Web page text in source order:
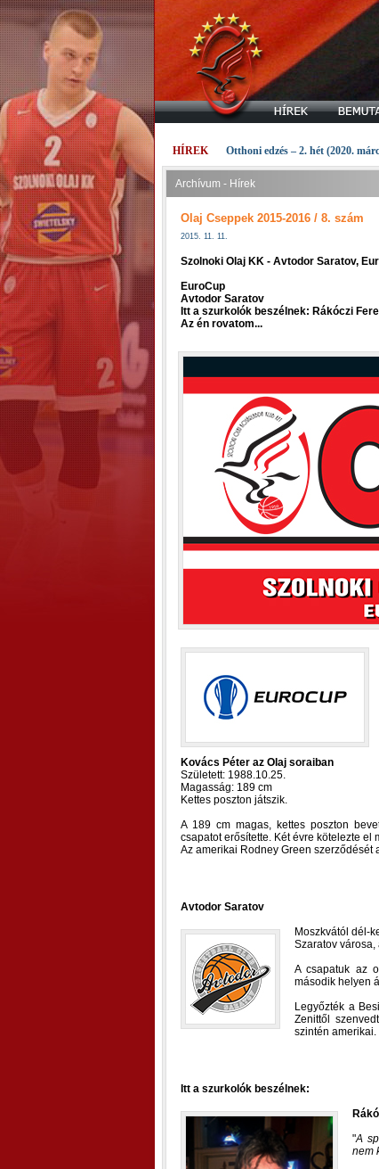
HÍREK Otthoni edzés – 2. hét (2020.
Archívum - Hírek
Olaj Cseppek 2015-2016 / 8. szám
2015. 11. 11.
Szolnoki Olaj KK - Avtodor Saratov,
EuroCup
Avtodor Saratov
Itt a szurkolók beszélnek: Rákóczi
Az én rovatom...
Kovács Péter az Olaj soraiban
Született: 1988.10.25.
Magasság: 189 cm
Kettes poszton játszik.
A 189 cm magas, kettes poszton
csapatot erősítette. Két évre kötelezte el
Az amerikai Rodney Green szerződését
Avtodor Saratov
Moszkvától dél-
Szaratov
A csapatuk az
második helyen
Legyőzték a
Zenittől
szintén amerikai.
Itt a szurkolók beszélnek:
A
nem